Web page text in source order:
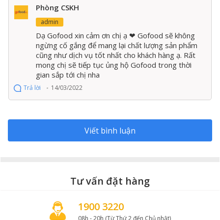
Sườn non heo Mỹ không chỉ mềm, ngọt mà còn rất giàu dinh
và vitamin thiết yếu để nâng cao sức khỏe.
dồi dào cho bữa cơm gia đình
Phòng CSKH
admin
Dạ Gofood xin cảm ơn chị ạ ❤ Gofood sẽ không
ngừng cố gắng để mang lại chất lượng sản phẩm
cũng như dịch vụ tốt nhất cho khách hàng ạ. Rất
mong chị sẽ tiếp tục ủng hộ Gofood trong thời
gian sắp tới chị nha
Trả lời 14/03/2022
Viết bình luận
Tư vấn đặt hàng
1900 3220
08h - 20h (Từ Thứ 2 đến Chủ nhật)